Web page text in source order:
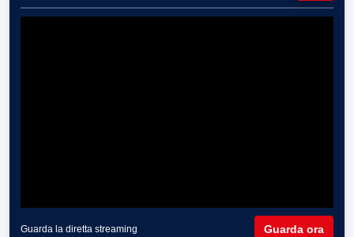
Guarda la diretta streaming Guarda ora